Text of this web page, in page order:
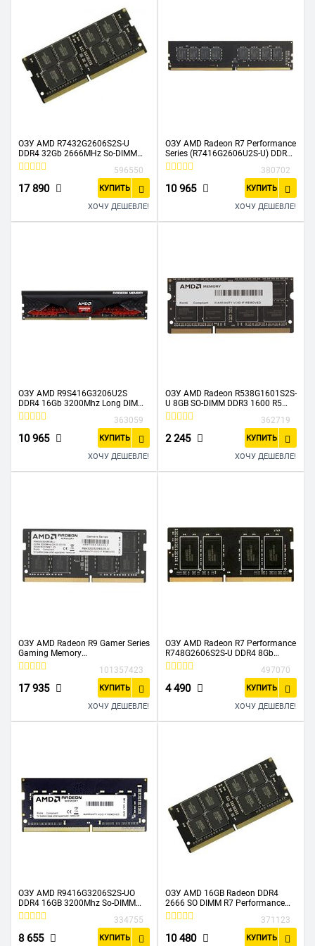
ОЗУ AMD R7432G2606S2S-U
DDR4 32Gb 2666MHz So-DIMM
1.2V Retail
596550
17 890 КУПИТЬ
ХОЧУ ДЕШЕВЛЕ!
ОЗУ AMD Radeon R7 Performance
Series (R7416G2606U2S-U) DDR4
16Gb 2666MHz RTL PC4-21300
380702
10 965 КУПИТЬ
ХОЧУ ДЕШЕВЛЕ!
ОЗУ AMD R9S416G3206U2S
DDR4 16Gb 3200Mhz Long DIMM
1.35V Heat Shield Retail
363059
10 965 КУПИТЬ
ХОЧУ ДЕШЕВЛЕ!
ОЗУ AMD Radeon R538G1601S2S-
U 8GB SO-DIMM DDR3 1600 R5
Entertainment Series Black Non-
362719
2 245 КУПИТЬ
ХОЧУ ДЕШЕВЛЕ!
ОЗУ AMD Radeon R9 Gamer Series
Gaming Memory
R9432G3206S2S-U 32GB DDR4
3200 SO DIMM Non-ECC, CL16,
1.2V, RTL
101357423
17 935 КУПИТЬ
ХОЧУ ДЕШЕВЛЕ!
ОЗУ AMD Radeon R7 Performance
R748G2606S2S-U DDR4 8Gb
2666MHz Series RTL PC4-21300
CL16 SO-DIMM 260-pin 1.2В497070
4 490 КУПИТЬ
ХОЧУ ДЕШЕВЛЕ!
ОЗУ AMD R9416G3206S2S-UO
DDR4 16GB 3200Mhz So-DIMM
1.2V Bulk/Tray
334755
8 655 КУПИТЬ
ОЗУ AMD 16GB Radeon DDR4
2666 SO DIMM R7 Performance
Series Black R7416G2606S2S-U
371123
10 480 КУПИТЬ